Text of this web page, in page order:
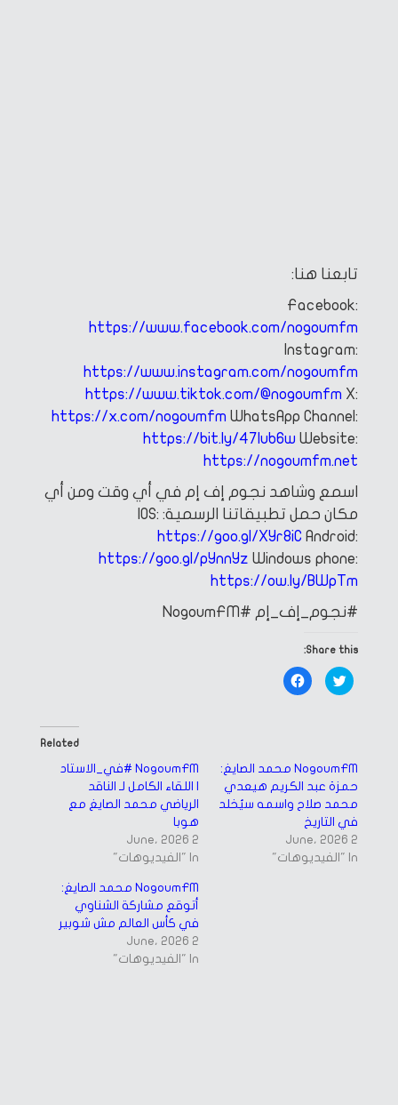
تابعنا هنا:
Facebook:
https://www.facebook.com/nogoumfm
Instagram:
https://www.instagram.com/nogoumfm
https://www.tiktok.com/@nogoumfm X:
https://x.com/nogoumfm WhatsApp Channel:
https://bit.ly/47Iub6w Website:
https://nogoumfm.net
اسمع وشاهد نجوم إف إم في أي وقت ومن أي
مكان حمل تطبيقاتنا الرسمية:
https://goo.gl/XYr8iC Android:
https://goo.gl/pYnnYz Windows phone:
https://ow.ly/BWpTm
#نجوم_إف_إم #NogoumFM
Share this:
Click
to
share
window)
Click
to
window)
Related
NogoumFM #في_الاستاد
| اللقاء الكامل لـ الناقد
الرياضي محمد الصايغ مع
هوبا
2 June، 2026
In "الفيديوهات"
NogoumFM محمد الصايغ:
حمزة عبد الكريم هيعدي
محمد صلاح واسمه سيُخلد
في التاريخ
2 June، 2026
In "الفيديوهات"
NogoumFM محمد الصايغ:
أتوقع مشاركة الشناوي
في كأس العالم مش شوبير
2 June، 2026
In "الفيديوهات"